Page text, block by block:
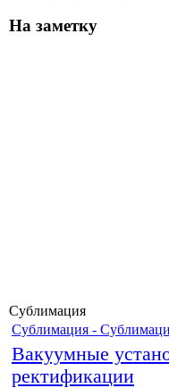
На заметку
Сублимация
Сублимация -
Вакуумные
ректификации